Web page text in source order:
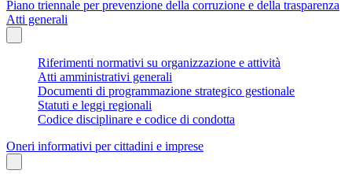
Piano triennale per prevenzione della corruzione e della trasparenza
Atti generali
Riferimenti normativi su organizzazione e attività
Atti amministrativi generali
Documenti di programmazione strategico gestionale
Statuti e leggi regionali
Codice disciplinare e codice di condotta
Oneri informativi per cittadini e imprese